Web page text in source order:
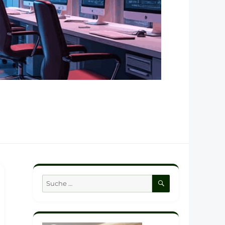
Suche
nach:
SUCHEN